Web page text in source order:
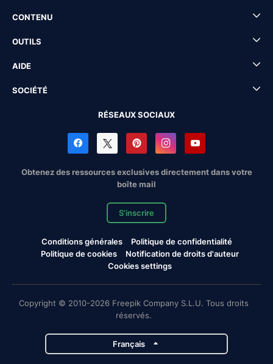
CONTENU
OUTILS
AIDE
SOCIÉTÉ
RÉSEAUX SOCIAUX
Obtenez des ressources exclusives directement dans votre
boîte mail
S'inscrire
Conditions générales
Politique de confidentialité
Politique de cookies
Notification de droits d'auteur
Cookies settings
Copyright © 2010-2026 Freepik Company S.L.U. Tous droits
réservés.
Français